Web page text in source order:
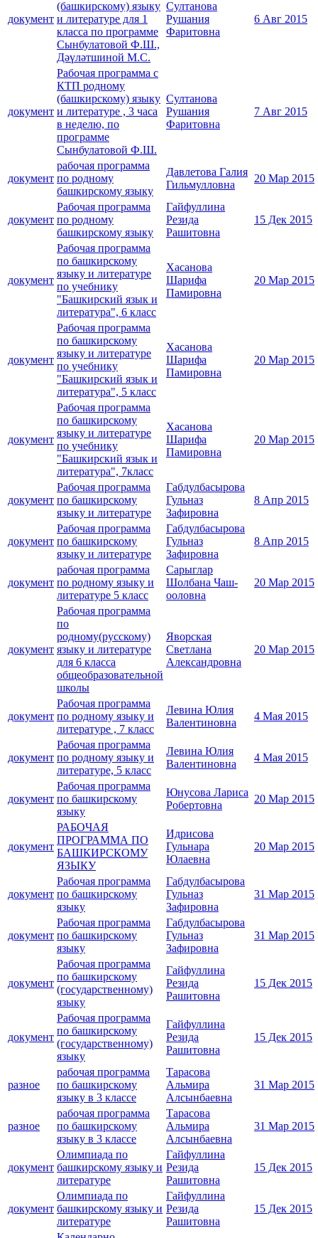
документ
(башкирскому) языку
и литературе для 1
класса по программе
Сынбулатовой Ф.Ш.,
Дәүләтшиной М.С.
Султанова
Рушания
Фаритовна
6 Авг 2015
документ
Рабочая программа с
КТП родному
(башкирскому) языку
и литературе , 3 часа
в неделю, по
программе
Сынбулатовой Ф.Ш.
Султанова
Рушания
Фаритовна
7 Авг 2015
документ
рабочая программа
по родному
башкирскому языку
Давлетова Галия
Гильмулловна
20 Мар 2015
документ
Рабочая программа
по родному
башкирскому языку
Гайфуллина
Резида
Рашитовна
15 Дек 2015
документ
Рабочая программа
по башкирскому
языку и литературе
по учебнику
"Башкирский язык и
литература", 6 класс
Хасанова
Шарифа
Памировна
20 Мар 2015
документ
Рабочая программа
по башкирскому
языку и литературе
по учебнику
"Башкирский язык и
литература", 5 класс
Хасанова
Шарифа
Памировна
20 Мар 2015
документ
Рабочая программа
по башкирскому
языку и литературе
по учебнику
"Башкирский язык и
литература", 7класс
Хасанова
Шарифа
Памировна
20 Мар 2015
документ
Рабочая программа
по башкирскому
языку и литературе
Габдулбасырова
Гульназ
Зафировна
8 Апр 2015
документ
Рабочая программа
по башкирскому
языку и литературе
Габдулбасырова
Гульназ
Зафировна
8 Апр 2015
документ
рабочая программа
по родному языку и
литературе 5 класс
Сарыглар
Шолбана Чаш-
ооловна
20 Мар 2015
документ
Рабочая программа
по
родному(русскому)
языку и литературе
для 6 класса
общеобразовательной
школы
Яворская
Светлана
Александровна
20 Мар 2015
документ
Рабочая программа
по родному языку и
литературе , 7 класс
Левина Юлия
Валентиновна
4 Мая 2015
документ
Рабочая программа
по родному языку и
литературе, 5 класс
Левина Юлия
Валентиновна
4 Мая 2015
документ
Рабочая программа
по башкирскому
языку
Юнусова Лариса
Робертовна
20 Мар 2015
документ
РАБОЧАЯ
ПРОГРАММА ПО
БАШКИРСКОМУ
ЯЗЫКУ
Идрисова
Гульнара
Юлаевна
20 Мар 2015
документ
Рабочая программа
по башкирскому
языку
Габдулбасырова
Гульназ
Зафировна
31 Мар 2015
документ
Рабочая программа
по башкирскому
языку
Габдулбасырова
Гульназ
Зафировна
31 Мар 2015
документ
Рабочая программа
по башкирскому
(государственному)
языку
Гайфуллина
Резида
Рашитовна
15 Дек 2015
документ
Рабочая программа
по башкирскому
(государственному)
языку
Гайфуллина
Резида
Рашитовна
15 Дек 2015
разное
рабочая программа
по башкирскому
языку в 3 классе
Тарасова
Альмира
Алсынбаевна
31 Мар 2015
разное
рабочая программа
по башкирскому
языку в 3 классе
Тарасова
Альмира
Алсынбаевна
31 Мар 2015
документ
Олимпиада по
башкирскому языку и
литературе
Гайфуллина
Резида
Рашитовна
15 Дек 2015
документ
Олимпиада по
башкирскому языку и
литературе
Гайфуллина
Резида
Рашитовна
15 Дек 2015